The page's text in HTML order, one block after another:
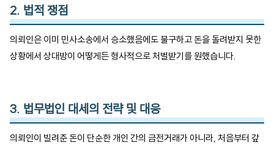
2. 법적 쟁점
의뢰인은 이미 민사소송에서 승소했음에도 불구하고 돈을 돌려받지 못한
상황에서 상대방이 어떻게든 형사적으로 처벌받기를 원했습니다.
3. 법무법인 대세의 전략 및 대응
의뢰인이 빌려준 돈이 단순한 개인 간의 금전거래가 아니라, 처음부터 갚